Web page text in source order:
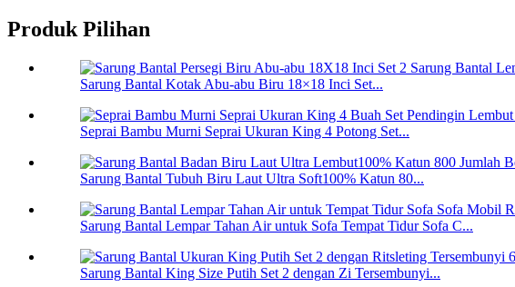
Produk Pilihan
Sarung Bantal Kotak Abu-abu Biru 18×18 Inci Set...
Seprai Bambu Murni Seprai Ukuran King 4 Potong Set...
Sarung Bantal Tubuh Biru Laut Ultra Soft100% Katun 80...
Sarung Bantal Lempar Tahan Air untuk Sofa Tempat Tidur Sofa C...
Sarung Bantal King Size Putih Set 2 dengan Zi Tersembunyi...